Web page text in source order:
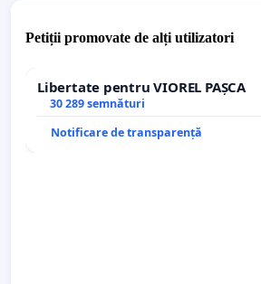
Petiții promovate de alți utilizatori
Libertate pentru VIOREL PAȘCA
30 289 semnături
Notificare de transparență